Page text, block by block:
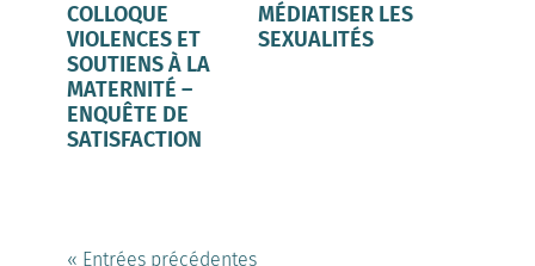
COLLOQUE
VIOLENCES ET
SOUTIENS À LA
MATERNITÉ –
ENQUÊTE DE
SATISFACTION
MÉDIATISER LES
SEXUALITÉS
« Entrées précédentes